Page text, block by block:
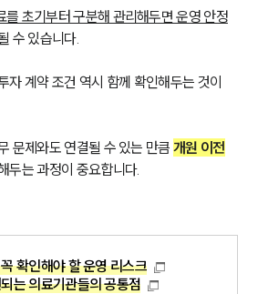
를 초기부터 구분해 관리해두면 운영 안정
수 있습니다.
자 계약 조건 역시 함께 확인해두는 것이
문제와도 연결될 수 있는 만큼 개원 이전
두는 과정이 중요합니다.
확인해야 할 운영 리스크
는 의료기관들의 공통점